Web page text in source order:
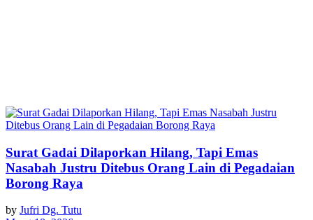
Surat Gadai Dilaporkan Hilang, Tapi Emas
Nasabah Justru Ditebus Orang Lain di Pegadaian
Borong Raya
by Jufri Dg. Tutu